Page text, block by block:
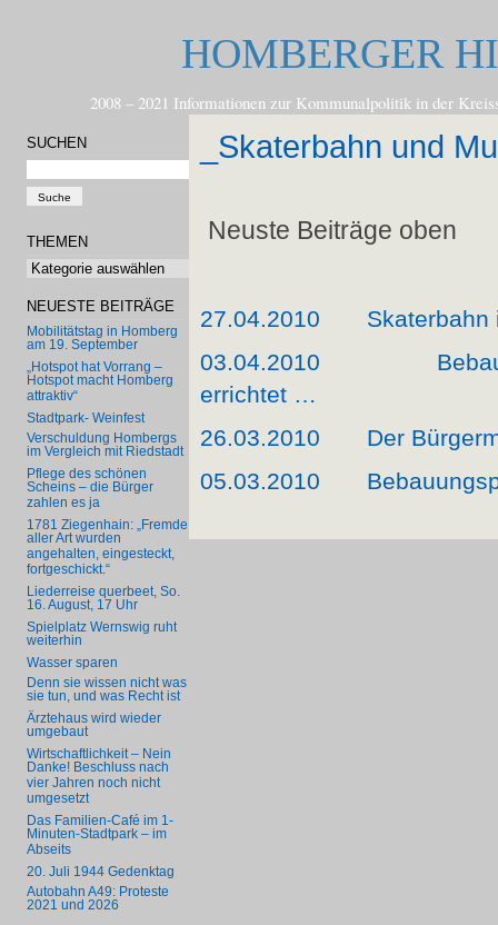
HOMBERGER
2008 – 2021 Informationen zur Kommunalpolitik in der
SUCHEN
THEMEN
Themen
NEUESTE BEITRÄGE
Mobilitätstag in Homberg
am 19. September
„Hotspot hat Vorrang –
Hotspot macht Homberg
attraktiv“
Stadtpark- Weinfest
Verschuldung Hombergs
im Vergleich mit Riedstadt
Pflege des schönen
Scheins – die Bürger
zahlen es ja
1781 Ziegenhain: „Fremde
aller Art wurden
angehalten, eingesteckt,
fortgeschickt.“
Liederreise querbeet, So.
16. August, 17 Uhr
Spielplatz Wernswig ruht
weiterhin
Wasser sparen
Denn sie wissen nicht was
sie tun, und was Recht ist
Ärztehaus wird wieder
umgebaut
Wirtschaftlichkeit – Nein
Danke! Beschluss nach
vier Jahren noch nicht
umgesetzt
Das Familien-Café im 1-
Minuten-Stadtpark – im
Abseits
20. Juli 1944 Gedenktag
Autobahn A49: Proteste
2021 und 2026
_Skaterbahn und
Neuste Beiträge oben
27.04.2010
Skaterbahn
03.04.2010
errichtet …
26.03.2010
Der
05.03.2010